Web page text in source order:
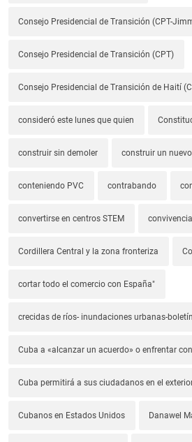
Consejo Presidencial de Transición (CPT-
Consejo Presidencial de Transición (CPT)
Consejo Presidencial de Transición de Haití
consideró este lunes que quien
construir sin demoler construir un
conteniendo PVC contrabando
convertirse en centros STEM
Cordillera Central y la zona fronteriza
cortar todo el comercio con España"
crecidas de ríos- inundaciones urbanas-
Cuba a «alcanzar un acuerdo» o enfrentar
Cuba permitirá a sus ciudadanos en el
Cubanos en Estados Unidos Danawel